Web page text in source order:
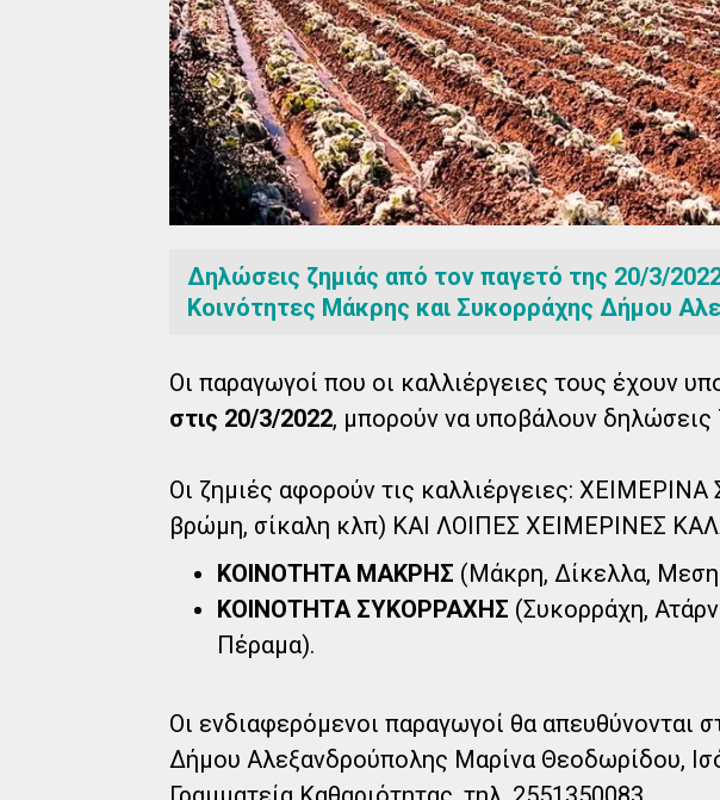
Δηλώσεις ζημιάς από τον παγετό της 20/3/
Κοινότητες Μάκρης και Συκορράχης Δήμου
Οι παραγωγοί που οι καλλιέργειες τους έχουν
στις 20/3/2022, μπορούν να υποβάλουν δηλώσεις
Οι ζημιές αφορούν τις καλλιέργειες: ΧΕΙΜΕΡΙΝΑ
βρώμη, σίκαλη κλπ) ΚΑΙ ΛΟΙΠΕΣ ΧΕΙΜΕΡΙΝΕΣ
ΚΟΙΝΟΤΗΤΑ ΜΑΚΡΗΣ (Μάκρη, Δίκελλα,
ΚΟΙΝΟΤΗΤΑ ΣΥΚΟΡΡΑΧΗΣ (Συκορράχη,
Πέραμα).
Οι ενδιαφερόμενοι παραγωγοί θα απευθύνονται
Δήμου Αλεξανδρούπολης Μαρίνα Θεοδωρίδου,